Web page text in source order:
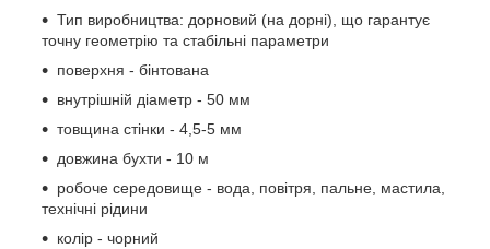
Тип виробництва: дорновий (на дорні), що гарантує
точну геометрію та стабільні параметри
поверхня - бінтована
внутрішній діаметр - 50 мм
товщина стінки - 4,5-5 мм
довжина бухти - 10 м
робоче середовище - вода, повітря, пальне, мастила,
технічні рідини
колір - чорний